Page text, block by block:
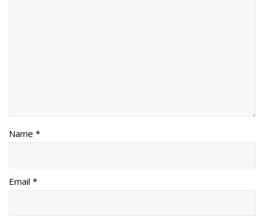
Name *
Email *